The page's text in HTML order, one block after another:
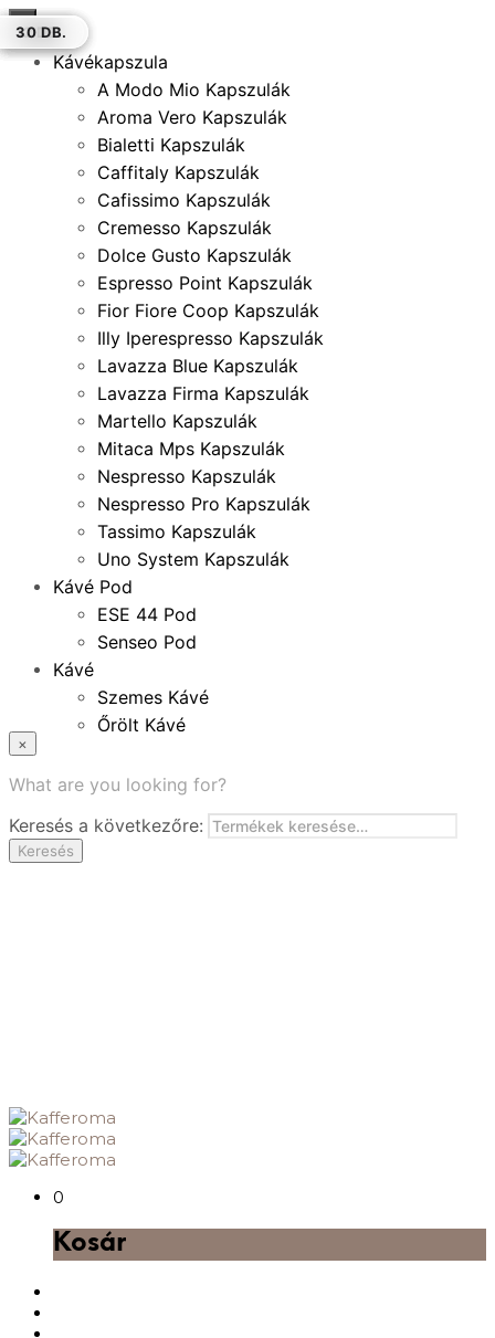
×
Kávékapszula
A Modo Mio Kapszulák
Aroma Vero Kapszulák
Bialetti Kapszulák
Caffitaly Kapszulák
Cafissimo Kapszulák
Cremesso Kapszulák
Dolce Gusto Kapszulák
Espresso Point Kapszulák
Fior Fiore Coop Kapszulák
Illy Iperespresso Kapszulák
Lavazza Blue Kapszulák
Lavazza Firma Kapszulák
Martello Kapszulák
Mitaca Mps Kapszulák
Nespresso Kapszulák
Nespresso Pro Kapszulák
Tassimo Kapszulák
Uno System Kapszulák
Kávé Pod
ESE 44 Pod
Senseo Pod
Kávé
Szemes Kávé
Őrölt Kávé
Instant Kávé
Zacskó Tea
Tartozékok
×
What are you looking for?
Keresés a következőre:
Keresés
0
Kosár
50 DB.
12 DB.
12 DB.
50 DB.
30 DB.
12 DB.
30 DB.